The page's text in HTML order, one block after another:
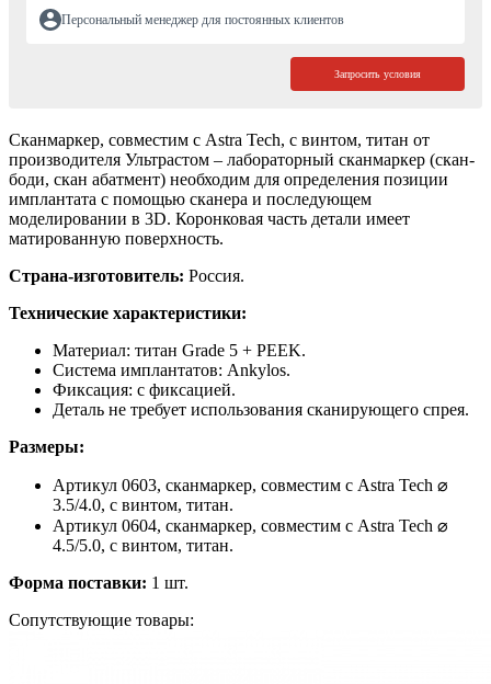
Персональный менеджер для постоянных клиентов
Запросить условия
Сканмаркер, совместим с Astra Tech, с винтом, титан от
производителя Ультрастом – лабораторный сканмаркер (скан-
боди, скан абатмент) необходим для определения позиции
имплантата с помощью сканера и последующем
моделировании в 3D. Коронковая часть детали имеет
матированную поверхность.
Страна-изготовитель: Россия.
Технические характеристики:
Материал: титан Grade 5 + PEEK.
Система имплантатов: Ankylos.
Фиксация: с фиксацией.
Деталь не требует использования сканирующего спрея.
Размеры:
Артикул 0603, сканмаркер, совместим с Astra Tech ⌀
3.5/4.0, с винтом, титан.
Артикул 0604, сканмаркер, совместим с Astra Tech ⌀
4.5/5.0, с винтом, титан.
Форма поставки: 1 шт.
Сопутствующие товары: